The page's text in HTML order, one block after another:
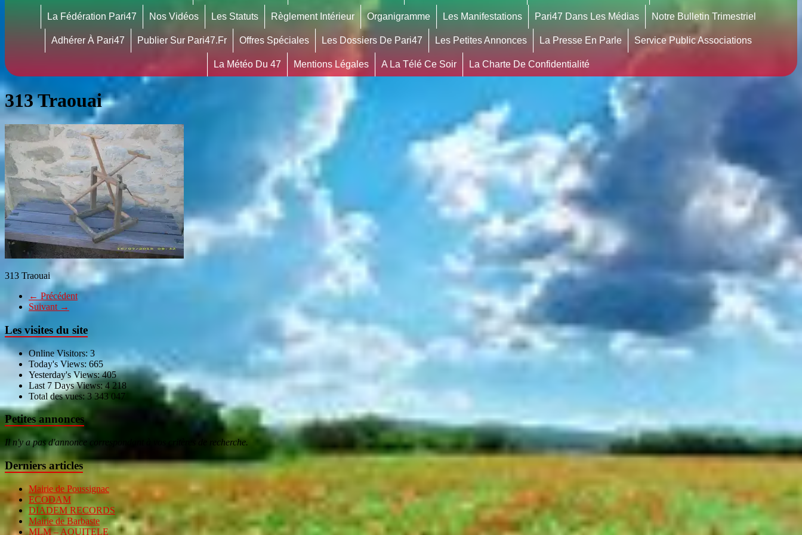
La Fédération Pari47 Nos Vidéos Les Statuts Règlement Intérieur Organigramme Les Manifestations Pari47 Dans Les Médias Notre Bulletin Trimestriel
Adhérer À Pari47 Publier Sur Pari47.fr Offres Spéciales Les Dossiers De Pari47 Les Petites Annonces La Presse En Parle Service Public Associations
La Météo Du 47 Mentions Légales A La Télé Ce Soir La Charte De Confidentialité
313 Traouai
313 Traouai
← Précédent
Suivant →
Les visites du site
Online Visitors: 3
Today's Views: 665
Yesterday's Views:405
Last 7 Days Views: 4 218
Total des vues:3 343 047
Petites annonces
Il n'y a pas d'annonce correspondant à vos critères de recherche.
Derniers articles
Mairie de Poussignac
ECODAM
DIADEM RECORDS
Mairie de Barbaste
MLM – AQUITELE